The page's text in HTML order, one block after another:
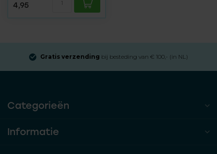
4,95
Gratis verzending bij besteding van € 100,- (in NL)
Categorieën
Informatie